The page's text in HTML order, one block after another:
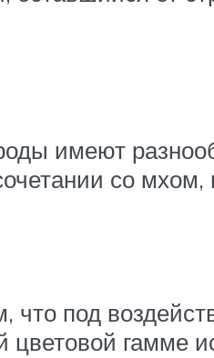
имеют
со мхом,
что под
гамме